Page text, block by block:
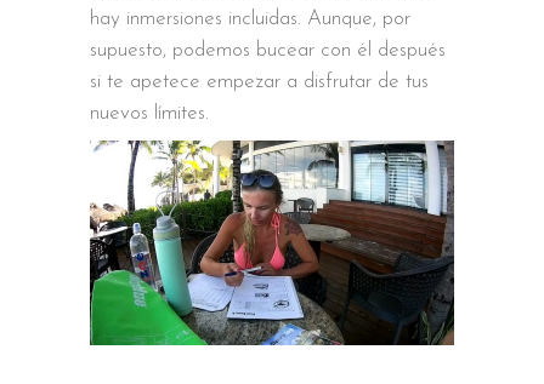
hay inmersiones incluidas. Aunque, por
supuesto, podemos bucear con él después
si te apetece empezar a disfrutar de tus
nuevos límites.